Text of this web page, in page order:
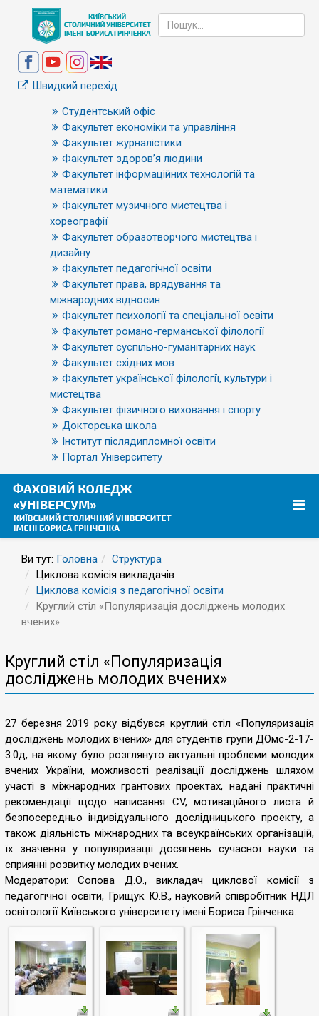
Швидкий перехід
Студентський офіс
Факультет економіки та управління
Факультет журналістики
Факультет здоров’я людини
Факультет інформаційних технологій та
математики
Факультет музичного мистецтва і
хореографії
Факультет образотворчого мистецтва і
дизайну
Факультет педагогічної освіти
Факультет права, врядування та
міжнародних відносин
Факультет психології та спеціальної освіти
Факультет романо-германської філології
Факультет суспільно-гуманітарних наук
Факультет східних мов
Факультет української філології, культури і
мистецтва
Факультет фізичного виховання і спорту
Докторська школа
Інститут післядипломної освіти
Портал Університету
Ви тут: Головна
Структура
Циклова комісія викладачів
Циклова комісія з педагогічної освіти
Круглий стіл «Популяризація досліджень молодих
вчених»
Круглий стіл «Популяризація
досліджень молодих вчених»
27 березня 2019 року відбувся круглий стіл «Популяризація
досліджень молодих вчених» для студентів групи ДОмс-2-17-
3.0д, на якому було розглянуто актуальні проблеми молодих
вчених України, можливості реалізації досліджень шляхом
участі в міжнародних грантових проектах, надані практичні
рекомендації щодо написання CV, мотиваційного листа й
безпосередньо індивідуального дослідницького проекту, а
також діяльність міжнародних та всеукраїнських організацій,
їх значення у популяризації досягнень сучасної науки та
сприянні розвитку молодих вчених.
Модератори: Сопова Д.О., викладач циклової комісії з
педагогічної освіти, Грищук Ю.В., науковий співробітник НДЛ
освітології Київського університету імені Бориса Грінченка.